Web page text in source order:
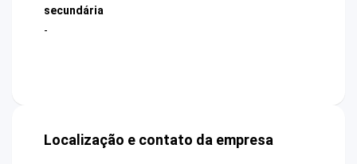
secundária
-
Localização e contato da empresa